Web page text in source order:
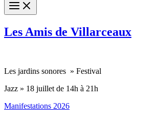
Les Amis de Villarceaux
Les jardins sonores » Festival
Jazz » 18 juillet de 14h à 21h
Manifestations 2026